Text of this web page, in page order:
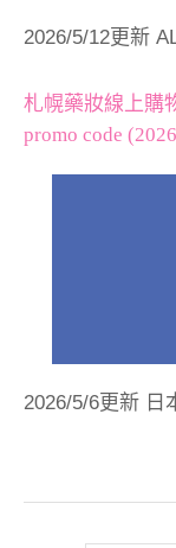
2026/5/12更新
札幌藥妝線上購
promo code
2026/5/6更新